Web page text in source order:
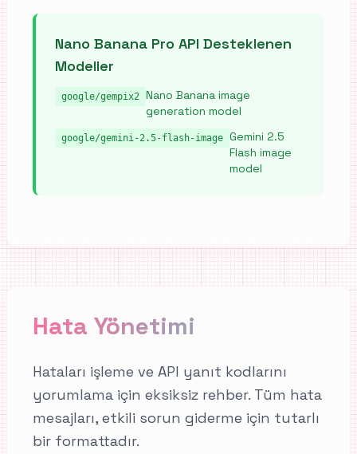
Nano Banana Pro API Desteklenen
Modeller
google/gempix2 Nano Banana image
generation model
google/gemini-2.5-flash-image Gemini 2.5
Flash image
model
Hata Yönetimi
Hataları işleme ve API yanıt kodlarını
yorumlama için eksiksiz rehber. Tüm hata
mesajları, etkili sorun giderme için tutarlı
bir formattadır.